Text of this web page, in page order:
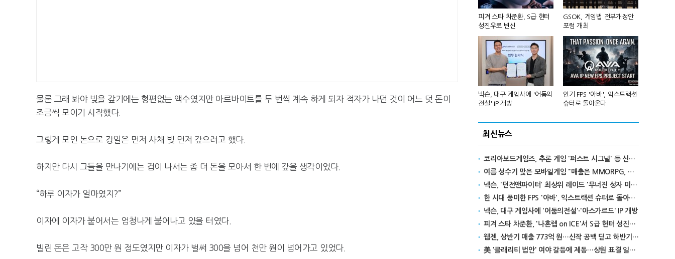
물론 그래 봐야 빚을 갚기에는 형편없는 액수였지만 아르바이트를 두 번씩 계속 하게 되자 적자가 나던 것이 어느 덧 돈이
조금씩 모이기 시작했다.
그렇게 모인 돈으로 강일은 먼저 사채 빚 먼저 갚으려고 했다.
하지만 다시 그들을 만나기에는 겁이 나서는 좀 더 돈을 모아서 한 번에 갚을 생각이었다.
“하루 이자가 얼마였지?”
이자에 이자가 붙어서는 엄청나게 불어나고 있을 터였다.
빌린 돈은 고작 300만 원 정도였지만 이자가 벌써 300을 넘어 천만 원이 넘어가고 있었다.
넥써쓰, 원스토어 인수로 흑
자전환
서머너즈워, 아프리카에 '소
환사의 숲' 조성
피겨 스타 차준환, S급 헌터
성진우로 변신
GSOK, 게임법 전부개정안
포럼 개최
넥슨, 대구 게임사에 '어둠의
전설' IP 개방
인기 FPS '아바', 익스트랙션
슈터로 돌아온다
최신뉴스
코리아보드게임즈, 추론 게임 '퍼스트 시그널' 등 신작 보드게임 4종 출시
여름 성수기 맞은 모바일게임 "매출은 MMORPG, 인기는 캐주얼"
넥슨, '던전앤파이터' 최상위 레이드 '무너진 성자 미카엘라' 업데이트
한 시대 풍미한 FPS '아바', 익스트랙션 슈터로 돌아온다
넥슨, 대구 게임사에 '어둠의전설'·'아스가르드' IP 개방
피겨 스타 차준환, '나혼렙 on ICE'서 S급 헌터 성진우로 변신
웹젠, 상반기 매출 773억 원…신작 공백 딛고 하반기 반전 노린다
美 '클래리티 법안' 여야 갈등에 제동…상원 표결 일정 불투명